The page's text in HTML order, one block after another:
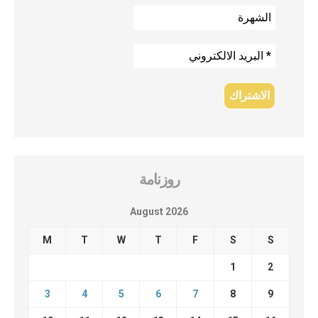
روزنامة
August 2026
M T W T F S S
1 2
3 4 5 6 7 8 9